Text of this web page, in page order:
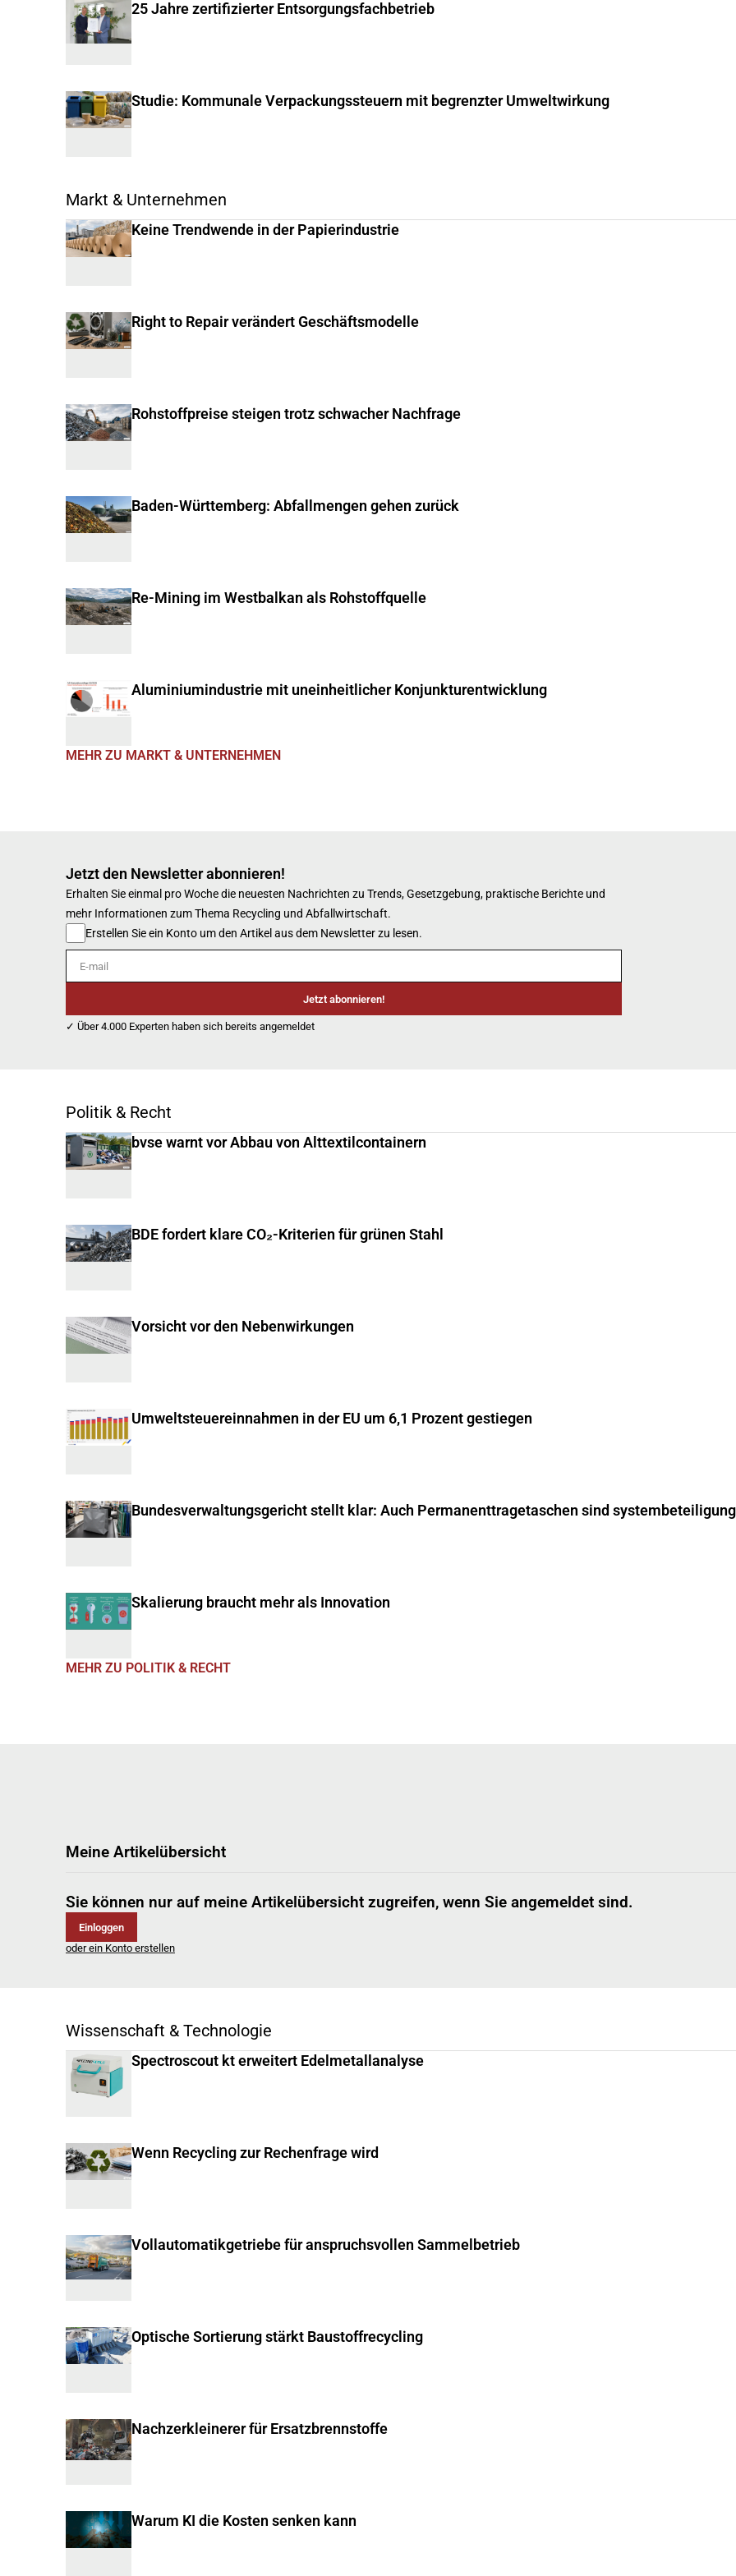
25 Jahre zertifizierter Entsorgungsfachbetrieb
Studie: Kommunale Verpackungssteuern mit begrenzter Umweltwirkung
Markt & Unternehmen
Keine Trendwende in der Papierindustrie
Right to Repair verändert Geschäftsmodelle
Rohstoffpreise steigen trotz schwacher Nachfrage
Baden-Württemberg: Abfallmengen gehen zurück
Re-Mining im Westbalkan als Rohstoffquelle
Aluminiumindustrie mit uneinheitlicher Konjunkturentwicklung
MEHR ZU MARKT & UNTERNEHMEN
Jetzt den Newsletter abonnieren!
Erhalten Sie einmal pro Woche die neuesten Nachrichten zu Trends, Gesetzgebung, praktische Berichte und
mehr Informationen zum Thema Recycling und Abfallwirtschaft.
Erstellen Sie ein Konto um den Artikel aus dem Newsletter zu lesen.
E-mail
Jetzt abonnieren!
✓ Über 4.000 Experten haben sich bereits angemeldet
Politik & Recht
bvse warnt vor Abbau von Alttextilcontainern
BDE fordert klare CO₂-Kriterien für grünen Stahl
Vorsicht vor den Nebenwirkungen
Umweltsteuereinnahmen in der EU um 6,1 Prozent gestiegen
Bundesverwaltungsgericht stellt klar: Auch Permanenttragetaschen sind
Skalierung braucht mehr als Innovation
MEHR ZU POLITIK & RECHT
Meine Artikelübersicht
Sie können nur auf meine Artikelübersicht zugreifen, wenn Sie angemeldet sind.
Einloggen
oder ein Konto erstellen
Wissenschaft & Technologie
Spectroscout kt erweitert Edelmetallanalyse
Wenn Recycling zur Rechenfrage wird
Vollautomatikgetriebe für anspruchsvollen Sammelbetrieb
Optische Sortierung stärkt Baustoffrecycling
Nachzerkleinerer für Ersatzbrennstoffe
Warum KI die Kosten senken kann